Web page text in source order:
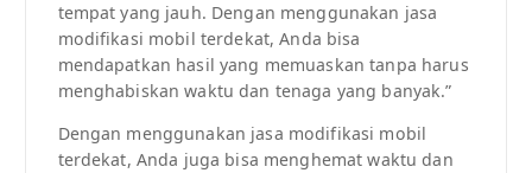
tempat yang jauh. Dengan menggunakan jasa
modifikasi mobil terdekat, Anda bisa
mendapatkan hasil yang memuaskan tanpa harus
menghabiskan waktu dan tenaga yang banyak.”
Dengan menggunakan jasa modifikasi mobil
terdekat, Anda juga bisa menghemat waktu dan